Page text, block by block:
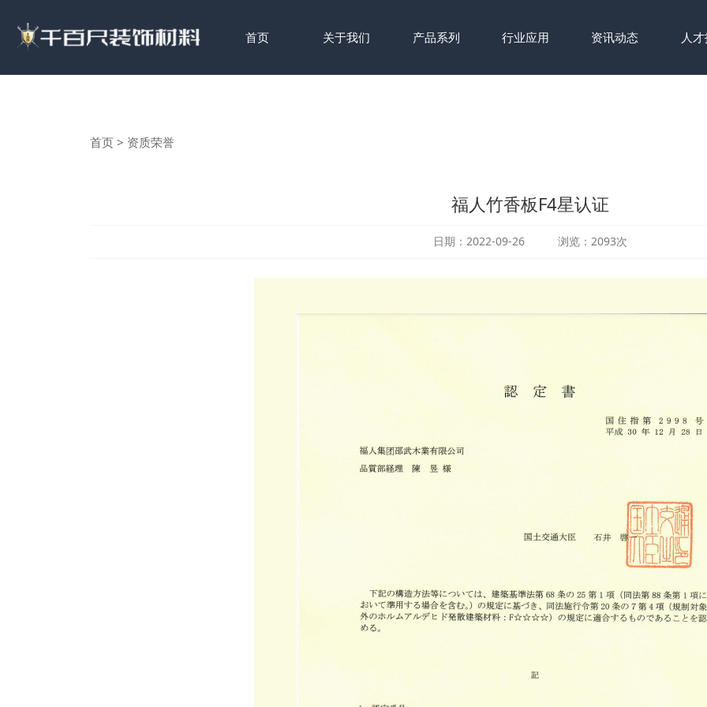
首页 关于我们 产品系列 行业应用 资讯动态 人
首页 > 资质荣誉
福人竹香板F4星认证
日期：2022-09-26 浏览：2093次